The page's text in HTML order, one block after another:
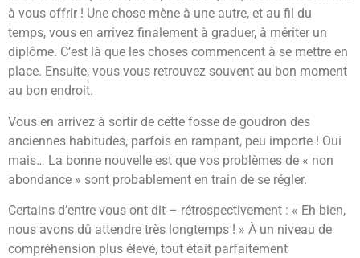
à vous offrir ! Une chose mène à une autre, et au fil du
temps, vous en arrivez finalement à graduer, à mériter un
diplôme. C’est là que les choses commencent à se mettre en
place. Ensuite, vous vous retrouvez souvent au bon moment
au bon endroit.
Vous en arrivez à sortir de cette fosse de goudron des
anciennes habitudes, parfois en rampant, peu importe ! Oui
mais… La bonne nouvelle est que vos problèmes de « non
abondance » sont probablement en train de se régler.
Certains d’entre vous ont dit – rétrospectivement : « Eh bien,
nous avons dû attendre très longtemps ! » À un niveau de
compréhension plus élevé, tout était parfaitement